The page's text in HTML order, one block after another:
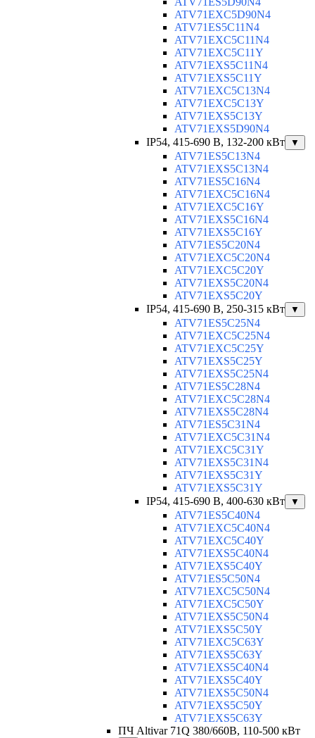
ATV71EXC5D90N4
ATV71ES5C11N4
ATV71EXC5C11N4
ATV71EXC5C11Y
ATV71EXS5C11N4
ATV71EXS5C11Y
ATV71EXC5C13N4
ATV71EXC5C13Y
ATV71EXS5C13Y
ATV71EXS5D90N4
IP54, 415-690 B, 132-200 кВт
▼
ATV71ES5C13N4
ATV71EXS5C13N4
ATV71ES5C16N4
ATV71EXC5C16N4
ATV71EXC5C16Y
ATV71EXS5C16N4
ATV71EXS5C16Y
ATV71ES5C20N4
ATV71EXC5C20N4
ATV71EXC5C20Y
ATV71EXS5C20N4
ATV71EXS5C20Y
IP54, 415-690 B, 250-315 кВт
▼
ATV71ES5C25N4
ATV71EXC5C25N4
ATV71EXC5C25Y
ATV71EXS5C25Y
ATV71EXS5C25N4
ATV71ES5C28N4
ATV71EXC5C28N4
ATV71EXS5C28N4
ATV71ES5C31N4
ATV71EXC5C31N4
ATV71EXC5C31Y
ATV71EXS5C31N4
ATV71EXS5C31Y
ATV71EXS5C31Y
IP54, 415-690 B, 400-630 кВт
▼
ATV71ES5C40N4
ATV71EXC5C40N4
ATV71EXC5C40Y
ATV71EXS5C40N4
ATV71EXS5C40Y
ATV71ES5C50N4
ATV71EXC5C50N4
ATV71EXC5C50Y
ATV71EXS5C50N4
ATV71EXS5C50Y
ATV71EXC5C63Y
ATV71EXS5C63Y
ATV71EXS5C40N4
ATV71EXS5C40Y
ATV71EXS5C50N4
ATV71EXS5C50Y
ATV71EXS5C63Y
ПЧ Altivar 71Q 380/660В, 110-500 кВт